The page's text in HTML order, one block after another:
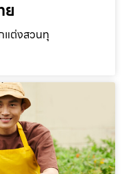
ย
แต่งสวนทุ